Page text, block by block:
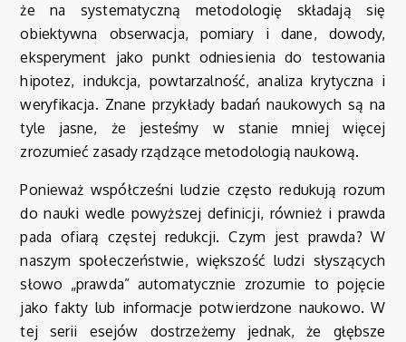
że na systematyczną metodologię składają się
obiektywna obserwacja, pomiary i dane, dowody,
eksperyment jako punkt odniesienia do testowania
hipotez, indukcja, powtarzalność, analiza krytyczna i
weryfikacja. Znane przykłady badań naukowych są na
tyle jasne, że jesteśmy w stanie mniej więcej
zrozumieć zasady rządzące metodologią naukową.
Ponieważ współcześni ludzie często redukują rozum
do nauki wedle powyższej definicji, również i prawda
pada ofiarą częstej redukcji. Czym jest prawda? W
naszym społeczeństwie, większość ludzi słyszących
słowo „prawda” automatycznie zrozumie to pojęcie
jako fakty lub informacje potwierdzone naukowo. W
tej serii esejów dostrzeżemy jednak, że głębsze